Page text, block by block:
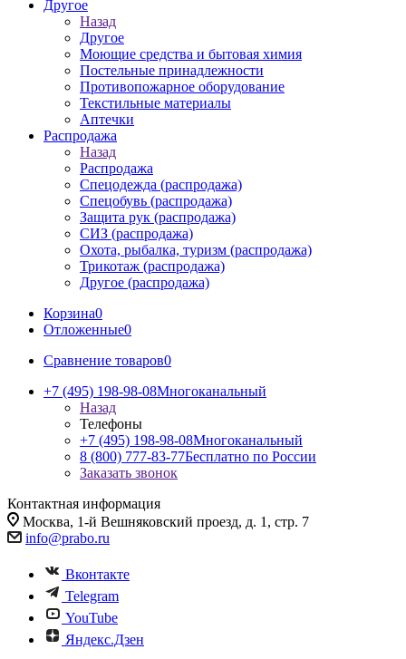
Другое
Назад
Другое
Моющие средства и бытовая химия
Постельные принадлежности
Противопожарное оборудование
Текстильные материалы
Аптечки
Распродажа
Назад
Распродажа
Спецодежда (распродажа)
Спецобувь (распродажа)
Защита рук (распродажа)
СИЗ (распродажа)
Охота, рыбалка, туризм (распродажа)
Трикотаж (распродажа)
Другое (распродажа)
Корзина0
Отложенные0
Сравнение товаров0
+7 (495) 198-98-08Многоканальный
Назад
Телефоны
+7 (495) 198-98-08Многоканальный
8 (800) 777-83-77Бесплатно по России
Заказать звонок
Контактная информация
Москва, 1-й Вешняковский проезд, д. 1, стр. 7
info@prabo.ru
Вконтакте
Telegram
YouTube
Яндекс.Дзен